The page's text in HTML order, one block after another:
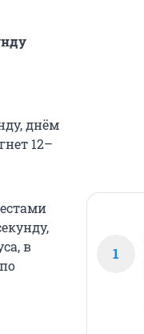
днём
12–
в
1